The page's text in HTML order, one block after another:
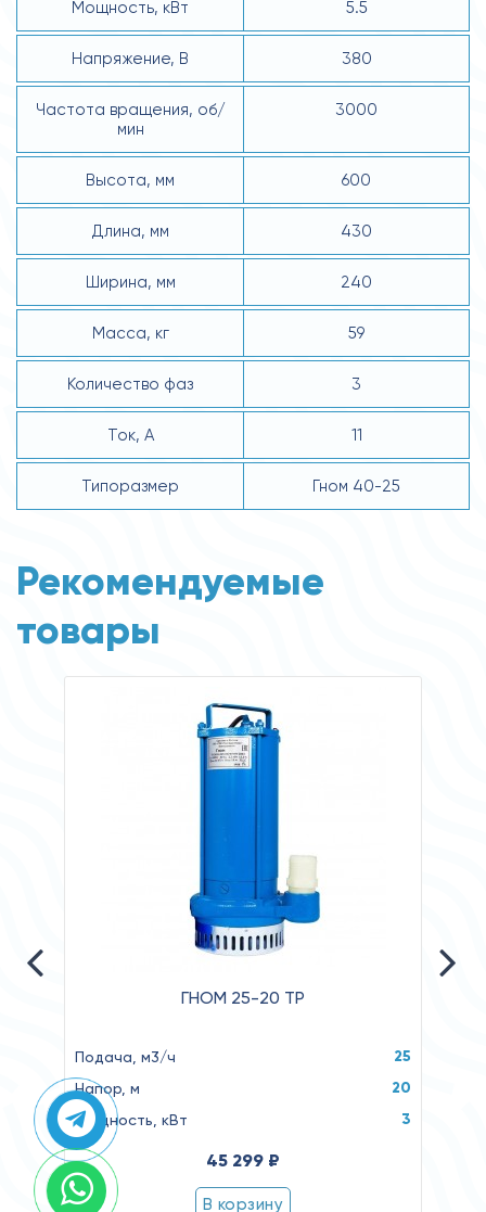
Мощность, кВт 5.5
Напряжение, В 380
Частота вращения, об/
мин
3000
Высота, мм 600
Длина, мм 430
Ширина, мм 240
Масса, кг 59
Количество фаз 3
Ток, А 11
Типоразмер Гном 40-25
Рекомендуемые
товары
ГНОМ 25-20 ТР
Подача, м3/ч 25
Напор, м 20
Мощность, кВт 3
45 299 ₽
В корзину